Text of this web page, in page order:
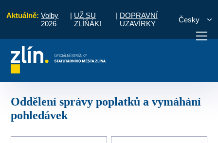
Aktuálně: Volby
2026
| UŽ SU
ZLÍŇÁK!
| DOPRAVNÍ
UZAVÍRKY
Česky
vyřídit Potřebuji zaplatit Diskuzní
oddělení správy poplatků a vymáhání
pohledávek